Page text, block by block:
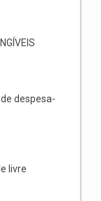
despesa-
livre